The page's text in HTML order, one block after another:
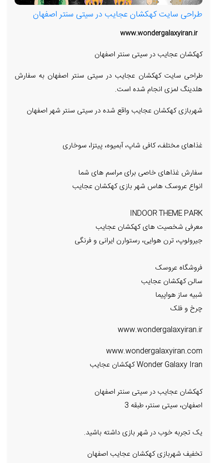
طراحی سایت کهکشان عجایب در سیتی سنتر اصفهان
www.wondergalaxyiran.ir
کهکشان عجایب در سیتی سنتر اصفهان
طراحی سایت کهکشان عجایب در سیتی سنتر اصفهان به سفارش
هلدینگ لمزی انجام شده است.
شهربازی کهکشان عجایب واقع شده در سیتی سنتر شهر اصفهان
غذاهای مختلف، کافی شاپ، آبمیوه، پیتزا، سوخاری
سفارش غذاهای خاصی برای مراسم های شما
انواع عروسک هاس شهر بازی کهکشان عجایب
INDOOR THEME PARK
معرفی شخصیت های کهکشان عجایب
جیرولوپ، ترن هوایی، رستوارن ایرانی و فرنگی
فروشگاه عروسک
سالن کهکشان عجایب
شبیه ساز هواپیما
چرخ و فلک
www.wondergalaxyiran.ir
www.wondergalaxyiran.com
Wonder Galaxy Iran کهکشان عجایب
کهکشان عجایب در سیتی سنتر اصفهان
اصفهان، سیتی سنتر، طبقه 3
یک تجربه خوب در شهر بازی داشته باشید.
تخفیف شهربازی کهکشان عجایب اصفهان